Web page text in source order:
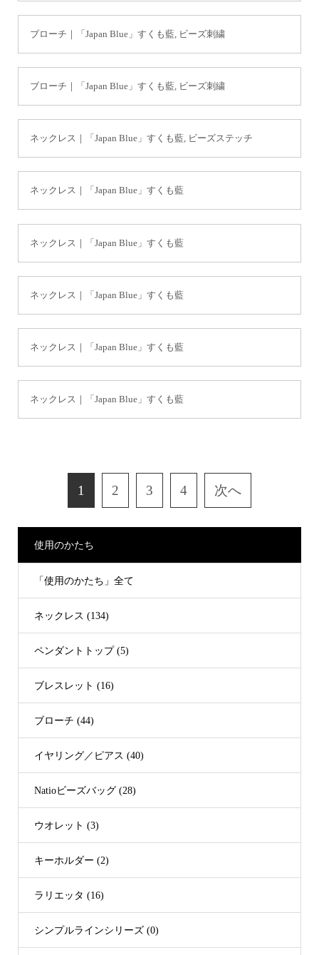
ブローチ｜「Japan Blue」すくも藍, ビーズ刺繍
ブローチ｜「Japan Blue」すくも藍, ビーズ刺繍
ネックレス｜「Japan Blue」すくも藍, ビーズステッチ
ネックレス｜「Japan Blue」すくも藍
ネックレス｜「Japan Blue」すくも藍
ネックレス｜「Japan Blue」すくも藍
ネックレス｜「Japan Blue」すくも藍
ネックレス｜「Japan Blue」すくも藍
1 2 3 4 次へ
使用のかたち
「使用のかたち」全て
ネックレス (134)
ペンダントトップ (5)
ブレスレット (16)
ブローチ (44)
イヤリング／ピアス (40)
Natioビーズバッグ (28)
ウオレット (3)
キーホルダー (2)
ラリエッタ (16)
シンプルラインシリーズ (0)